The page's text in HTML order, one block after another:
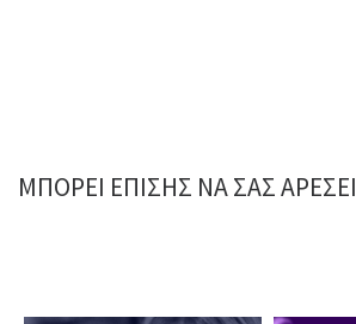
ΜΠΟΡΕΊ ΕΠΊΣΗΣ ΝΑ ΣΑΣ ΑΡΈΣΕΙ